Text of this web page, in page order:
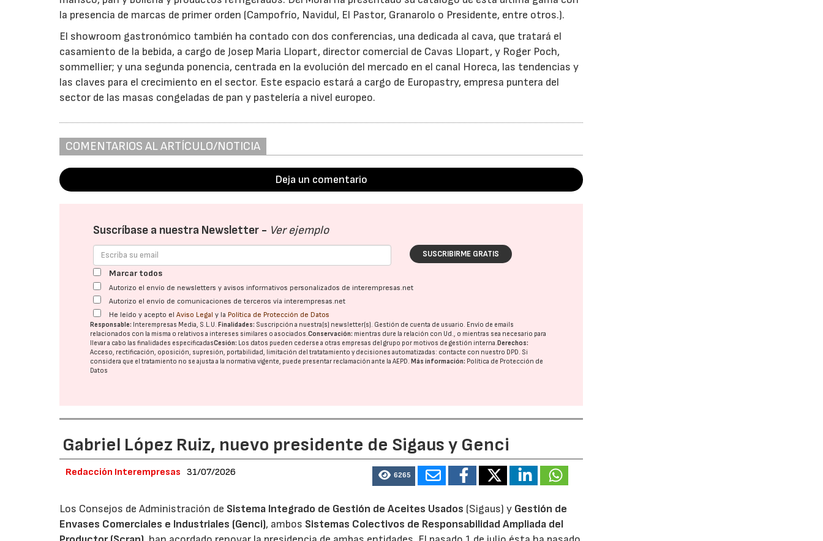
la presencia de marcas de primer orden (Campofrío, Navidul, El Pastor, Granarolo o Presidente, entre otros.).
El showroom gastronómico también ha contado con dos conferencias, una dedicada al cava, que tratará el
casamiento de la bebida, a cargo de Josep Maria Llopart, director comercial de Cavas Llopart, y Roger Poch,
sommellier; y una segunda ponencia, centrada en la evolución del mercado en el canal Horeca, las tendencias y
las claves para el crecimiento en el sector. Este espacio estará a cargo de Europastry, empresa puntera del
sector de las masas congeladas de pan y pastelería a nivel europeo.
COMENTARIOS AL ARTÍCULO/NOTICIA
Deja un comentario
Suscríbase a nuestra Newsletter - Ver ejemplo
SUSCRIBIRME GRATIS
Marcar todos
Autorizo el envío de newsletters y avisos informativos personalizados de interempresas.net
Autorizo el envío de comunicaciones de terceros vía interempresas.net
He leído y acepto elAviso Legal y la Política de Protección de Datos
Responsable: Interempresas Media, S.L.U.Finalidades: Suscripción a nuestra(s) newsletter(s). Gestión de cuenta de usuario. Envío de emails
relacionados con la misma o relativos a intereses similares o asociados.Conservación: mientras dure la relación con Ud., o mientras sea necesario para
llevar a cabo las finalidades especificadasCesión: Los datos pueden cederse a otras empresas del grupo por motivos de gestión interna.Derechos:
Acceso, rectificación, oposición, supresión, portabilidad, limitación del tratatamiento y decisiones automatizadas: contacte con nuestro DPD. Si
considera que el tratamiento no se ajusta a la normativa vigente, puede presentar reclamación ante laAEPD.Más información: Política de Protección de
Datos
Gabriel López Ruiz, nuevo presidente de Sigaus y Genci
Redacción Interempresas 31/07/2026 6265
Los Consejos de Administración de Sistema Integrado de Gestión de Aceites Usados (Sigaus) y Gestión de
Envases Comerciales e Industriales (Genci), ambos Sistemas Colectivos de Responsabilidad Ampliada del